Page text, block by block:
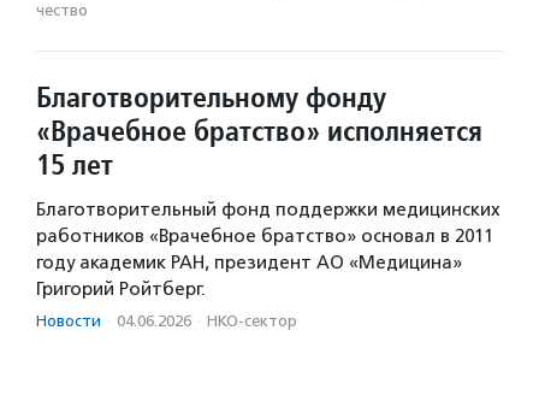
чест­во
Благотворительному фонду
«Врачебное братство» исполняется
15 лет
Благотворительный фонд поддержки медицинских
работников «Врачебное братство» основал в 2011
году академик РАН, президент АО «Медицина»
Григорий Ройтберг.
Новости · 04.06.2026 · НКО-сектор